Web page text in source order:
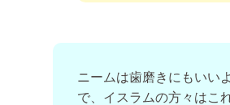
ニームは歯磨きにもいい
で、イスラムの方々はこ